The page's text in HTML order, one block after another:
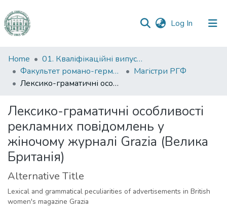
Log In (current)
Communities
&
Collections
Statistics
Home
01. Кваліфікаційні випускні роботи здобувачів вищої освіти
Факультет романо-германської філології
Магістри РГФ
Лексико-граматичні особливості рекламних повідомлень у жіночому журналі Grazia (Велика Британія)
Лексико-граматичні особливості
рекламних повідомлень у
жіночому журналі Grazia (Велика
Британія)
Alternative Title
Lexical and grammatical peculiarities of advertisements in British
women's magazine Grazia